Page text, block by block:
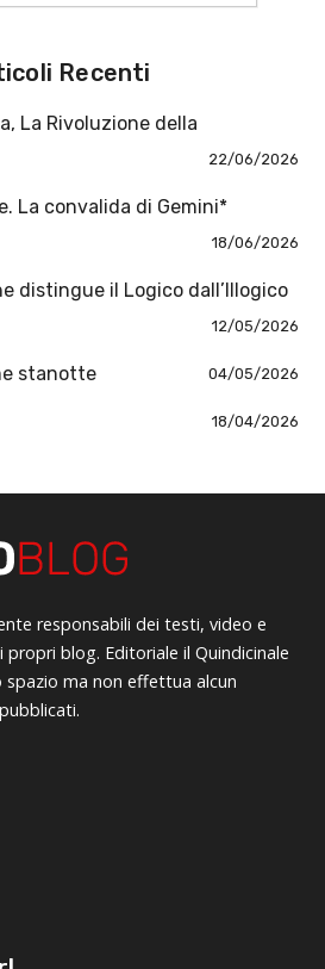
Recenti
La Rivoluzione della
22/06/2026
La convalida di Gemini*
18/06/2026
distingue il Logico dall’Illogico
12/05/2026
stanotte 04/05/2026
18/04/2026
responsabili dei testi, video e
blog. Editoriale il Quindicinale
ma non effettua alcun